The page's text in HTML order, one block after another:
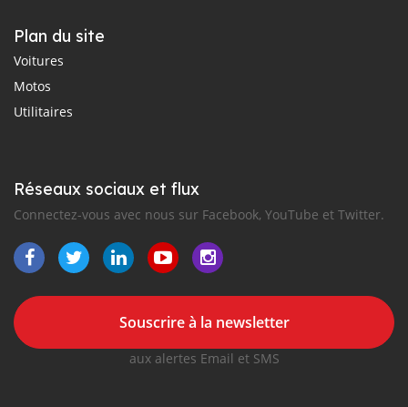
Plan du site
Voitures
Motos
Utilitaires
Réseaux sociaux et flux
Connectez-vous avec nous sur Facebook, YouTube et Twitter.
Souscrire à la newsletter
aux alertes Email et SMS